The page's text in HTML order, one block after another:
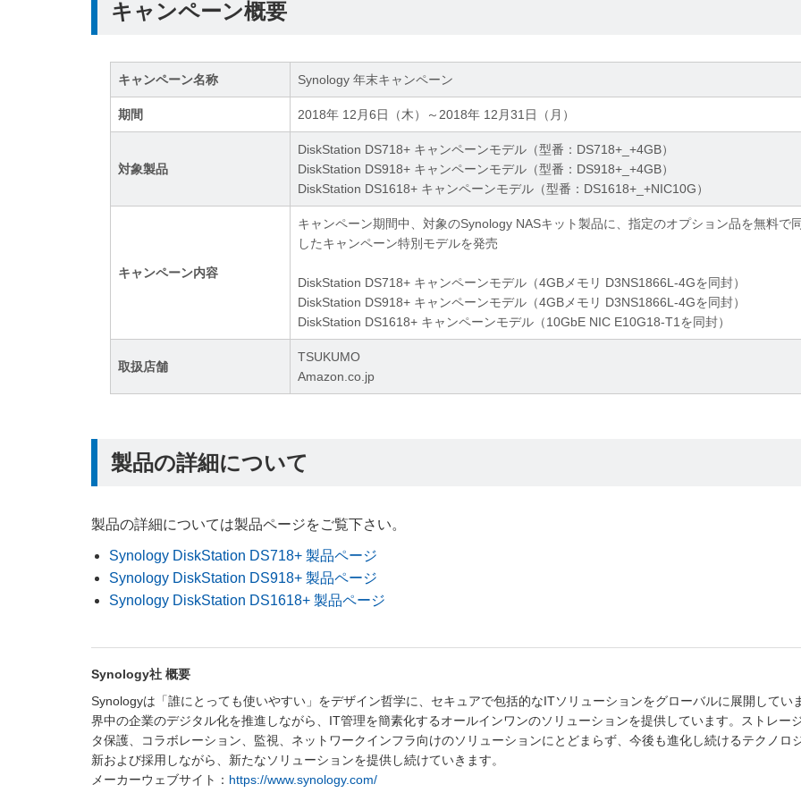
キャンペーン概要
キャンペーン名称 Synology 年末キャンペーン
期間 2018年 12月6日（木）～2018年 12月31日（月）
対象製品
DiskStation DS718+ キャンペーンモデル（型番：DS718+_+4GB）
DiskStation DS918+ キャンペーンモデル（型番：DS918+_+4GB）
DiskStation DS1618+ キャンペーンモデル（型番：DS1618+_+NIC10G）
キャンペーン内容
キャンペーン期間中、対象のSynology NASキット製品に、指定のオプション品を無料で
したキャンペーン特別モデルを発売
DiskStation DS718+ キャンペーンモデル（4GBメモリ D3NS1866L-4Gを同封）
DiskStation DS918+ キャンペーンモデル（4GBメモリ D3NS1866L-4Gを同封）
DiskStation DS1618+ キャンペーンモデル（10GbE NIC E10G18-T1を同封）
取扱店舗
TSUKUMO
Amazon.co.jp
製品の詳細について
製品の詳細については製品ページをご覧下さい。
Synology DiskStation DS718+ 製品ページ
Synology DiskStation DS918+ 製品ページ
Synology DiskStation DS1618+ 製品ページ
Synology社 概要
Synologyは「誰にとっても使いやすい」をデザイン哲学に、セキュアで包括的なITソリューションをグローバルに展開してい
界中の企業のデジタル化を推進しながら、IT管理を簡素化するオールインワンのソリューションを提供しています。ストレー
タ保護、コラボレーション、監視、ネットワークインフラ向けのソリューションにとどまらず、今後も進化し続けるテクノロ
新および採用しながら、新たなソリューションを提供し続けていきます。
メーカーウェブサイト： https://www.synology.com/